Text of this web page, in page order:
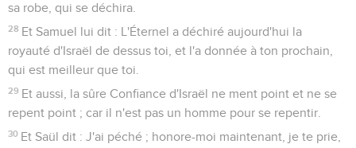
sa robe, qui se déchira.
28 Et Samuel lui dit : L'Éternel a déchiré aujourd'hui la
royauté d'Israël de dessus toi, et l'a donnée à ton prochain,
qui est meilleur que toi.
29 Et aussi, la sûre Confiance d'Israël ne ment point et ne se
repent point ; car il n'est pas un homme pour se repentir.
30 Et Saül dit : J'ai péché ; honore-moi maintenant, je te prie,